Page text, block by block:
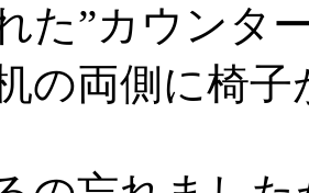
た”カウンタ
の両側に椅